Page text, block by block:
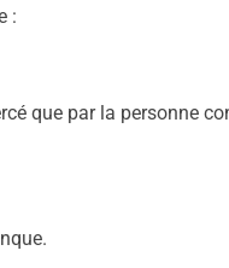
:
que par la personne